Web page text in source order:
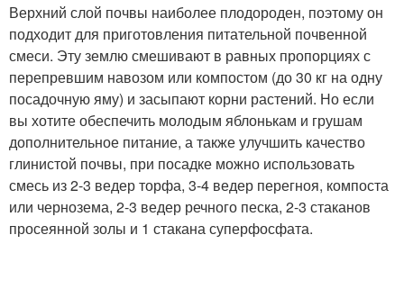
Верхний слой почвы наиболее плодороден, поэтому он
подходит для приготовления питательной почвенной
смеси. Эту землю смешивают в равных пропорциях с
перепревшим навозом или компостом (до 30 кг на одну
посадочную яму) и засыпают корни растений. Но если
вы хотите обеспечить молодым яблонькам и грушам
дополнительное питание, а также улучшить качество
глинистой почвы, при посадке можно использовать
смесь из 2-3 ведер торфа, 3-4 ведер перегноя, компоста
или чернозема, 2-3 ведер речного песка, 2-3 стаканов
просеянной золы и 1 стакана суперфосфата.